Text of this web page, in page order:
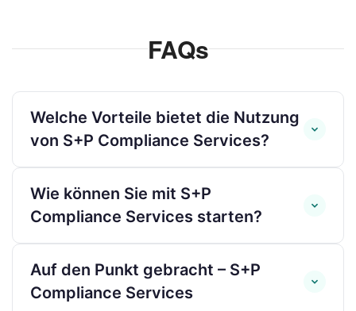
FAQs
Welche Vorteile bietet die Nutzung
von S+P Compliance Services?
Dienstleister in Deutschland suchen, sind
Sie bei S+P Compliance Services genau
von Compliance-Dienstleistungen und
bieten Ihnen:
Wie können Sie mit S+P
Compliance Services starten?
unverbindlich:
Auf den Punkt gebracht – S+P
Compliance Services